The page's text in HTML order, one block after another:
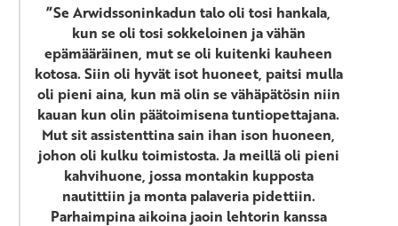
”Se Arwidssoninkadun talo oli tosi hankala,
kun se oli tosi sokkeloinen ja vähän
epämääräinen, mut se oli kuitenki kauheen
kotosa. Siin oli hyvät isot huoneet, paitsi mulla
oli pieni aina, kun mä olin se vähäpätösin niin
kauan kun olin päätoimisena tuntiopettajana.
Mut sit assistenttina sain ihan ison huoneen,
johon oli kulku toimistosta. Ja meillä oli pieni
kahvihuone, jossa montakin kupposta
nautittiin ja monta palaveria pidettiin.
Parhaimpina aikoina jaoin lehtorin kanssa